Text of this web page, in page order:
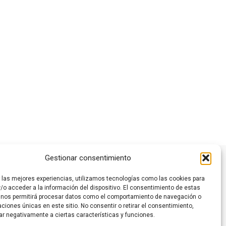
Gestionar consentimiento
las mejores experiencias, utilizamos tecnologías como las cookies para
o acceder a la información del dispositivo. El consentimiento de estas
permitirá procesar datos como el comportamiento de navegación o
únicas en este sitio. No consentir o retirar el consentimiento,
negativamente a ciertas características y funciones.